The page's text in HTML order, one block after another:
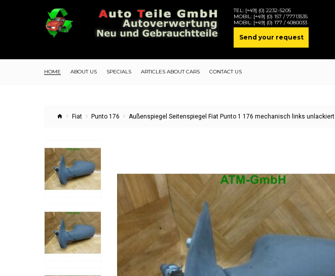
TEL: [+49] (0) 2232-5205
MOBIL: [+49] (0) 157 / 77713535
MOBIL: [+49] (0) 177 / 4080033
Send your request
HOME ABOUT US SPECIALS ARTICLES ABOUT CARS CONTACT US
Fiat Punto 176 Außenspiegel Seitenspiegel Fiat Punto 1 176 mechanisch links unlackiert